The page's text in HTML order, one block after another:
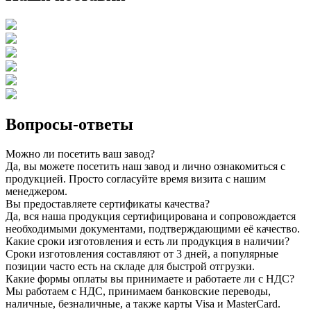
Вопросы-ответы
Можно ли посетить ваш завод?
Да, вы можете посетить наш завод и лично ознакомиться с
продукцией. Просто согласуйте время визита с нашим
менеджером.
Вы предоставляете сертификаты качества?
Да, вся наша продукция сертифицирована и сопровождается
необходимыми документами, подтверждающими её качество.
Какие сроки изготовления и есть ли продукция в наличии?
Сроки изготовления составляют от 3 дней, а популярные
позиции часто есть на складе для быстрой отгрузки.
Какие формы оплаты вы принимаете и работаете ли с НДС?
Мы работаем с НДС, принимаем банковские переводы,
наличные, безналичные, а также карты Visa и MasterCard.